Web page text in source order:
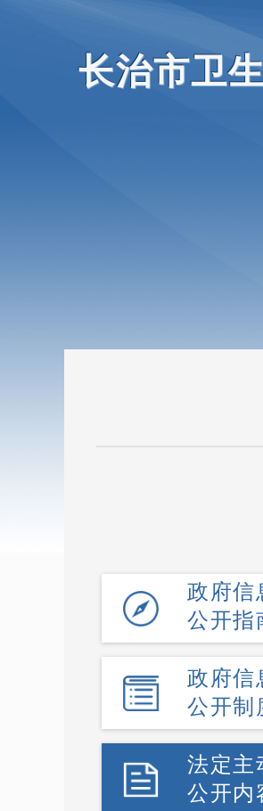
长治市卫
政府信息
公开指
政府信
公开制
法定主
公开内